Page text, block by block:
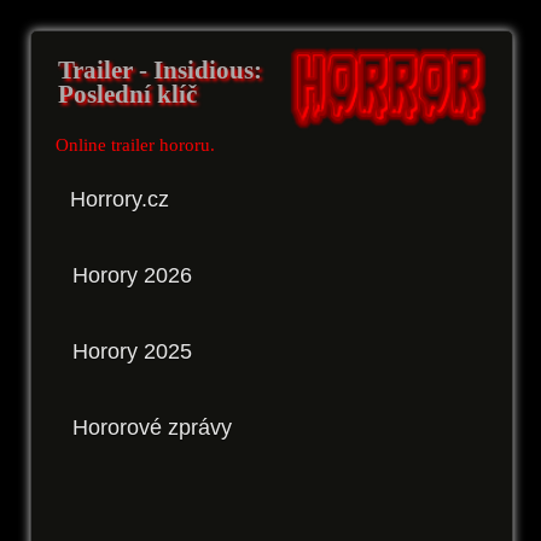
Trailer - Insidious:
Poslední klíč
Online trailer hororu.
Horrory.cz
Horory 2026
Horory 2025
Hororové zprávy